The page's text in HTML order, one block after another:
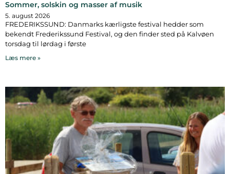
Sommer, solskin og masser af musik
5. august 2026
FREDERIKSSUND: Danmarks kærligste festival hedder som
bekendt Frederikssund Festival, og den finder sted på Kalvøen
torsdag til lørdag i første
Læs mere »